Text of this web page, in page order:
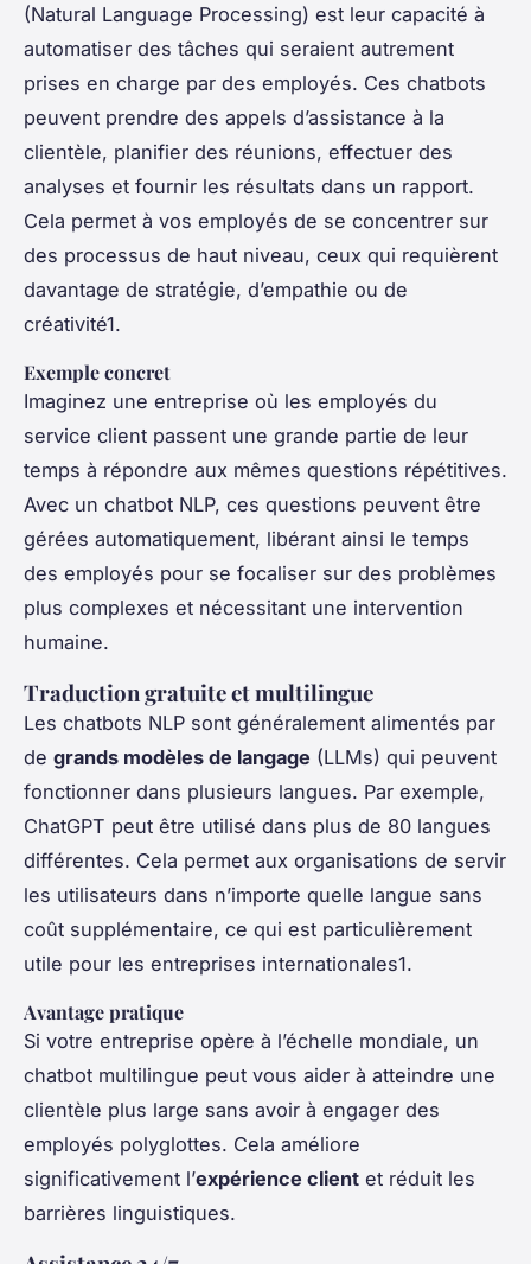
(Natural Language Processing) est leur capacité à
automatiser des tâches qui seraient autrement
prises en charge par des employés. Ces chatbots
peuvent prendre des appels d’assistance à la
clientèle, planifier des réunions, effectuer des
analyses et fournir les résultats dans un rapport.
Cela permet à vos employés de se concentrer sur
des processus de haut niveau, ceux qui requièrent
davantage de stratégie, d’empathie ou de
créativité1.
Exemple concret
Imaginez une entreprise où les employés du
service client passent une grande partie de leur
temps à répondre aux mêmes questions répétitives.
Avec un chatbot NLP, ces questions peuvent être
gérées automatiquement, libérant ainsi le temps
des employés pour se focaliser sur des problèmes
plus complexes et nécessitant une intervention
humaine.
Traduction gratuite et multilingue
Les chatbots NLP sont généralement alimentés par
de grands modèles de langage (LLMs) qui peuvent
fonctionner dans plusieurs langues. Par exemple,
ChatGPT peut être utilisé dans plus de 80 langues
différentes. Cela permet aux organisations de servir
les utilisateurs dans n’importe quelle langue sans
coût supplémentaire, ce qui est particulièrement
utile pour les entreprises internationales1.
Avantage pratique
Si votre entreprise opère à l’échelle mondiale, un
chatbot multilingue peut vous aider à atteindre une
clientèle plus large sans avoir à engager des
employés polyglottes. Cela améliore
significativement l’expérience client et réduit les
barrières linguistiques.